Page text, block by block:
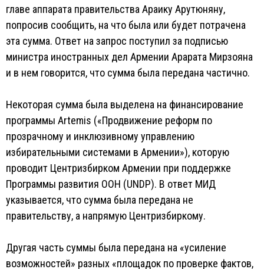
главе аппарата правительства Араику Арутюняну,
попросив сообщить, на что была или будет потрачена
эта сумма. Ответ на запрос поступил за подписью
министра иностранных дел Армении Арарата Мирзояна
и в нем говорится, что сумма была передана частично.
Некоторая сумма была выделена на финансирование
программы Artemis («Продвижение реформ по
прозрачному и инклюзивному управлению
избирательными системами в Армении»), которую
проводит Центризбирком Армении при поддержке
Программы развития ООН (UNDP). В ответ МИД
указывается, что сумма была передана не
правительству, а напрямую Центризбиркому.
Другая часть суммы была передана на «усиление
возможностей» разных «площадок по проверке фактов,